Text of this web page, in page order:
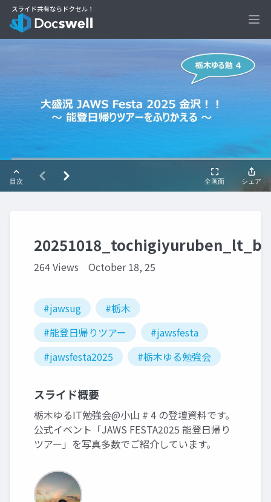
264 Views October 18, 25
#jawsug
#栃木
#能登日帰りツアー
#jawsfesta
#jawsfesta2025
#栃木ゆる勉強会
スライド概要
栃木ゆるIT勉強会@小山 # 4 の登壇資料です。
公式イベント「JAWS FESTA2025 能登日帰り
ツアー」を写真多数でご紹介しています。